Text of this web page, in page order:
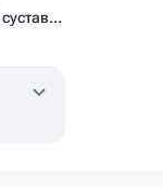
Перелом большеберцовой кости и ложный сустав: моя история восстановления длиной в полтора года